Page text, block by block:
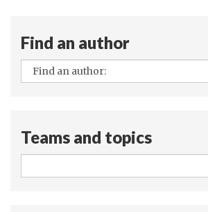
Find an author
Teams and topics